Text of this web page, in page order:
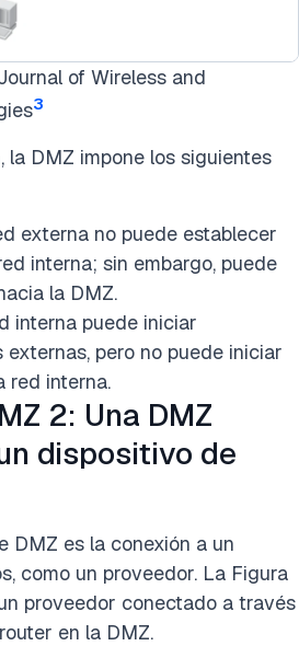
of Wireless and
3
la DMZ impone los siguientes
externa no puede establecer
interna; sin embargo, puede
la DMZ.
interna puede iniciar
externas, pero no puede iniciar
red interna.
2: Una DMZ
dispositivo de
DMZ es la conexión a un
como un proveedor. La Figura
proveedor conectado a través
en la DMZ.